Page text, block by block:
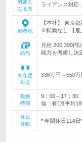
対象と
なる方
ライアンス対応
勤務地
【本社】 東京
※転勤なし 【雇
給与
月給 200,300円
能力を考慮し決
初年度
年収
338万円～550万
勤務
時間
9：00～17：30
無：有(月平均
休日
休暇
* 年間休日114